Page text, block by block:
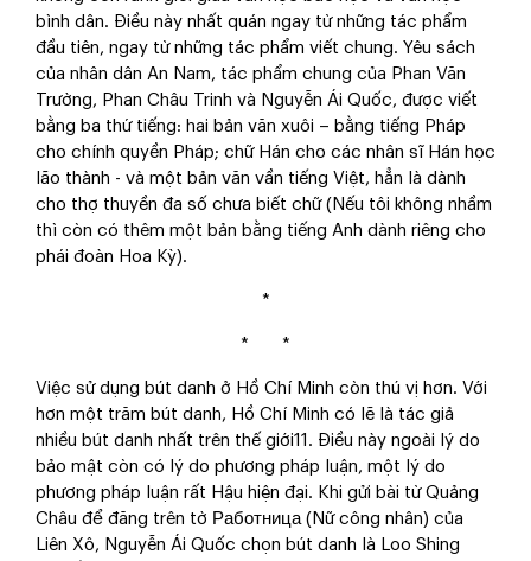
bình dân. Điều này nhất quán ngay từ những tác phẩm
đầu tiên, ngay từ những tác phẩm viết chung. Yêu sách
của nhân dân An Nam, tác phẩm chung của Phan Văn
Trường, Phan Châu Trinh và Nguyễn Ái Quốc, được viết
bằng ba thứ tiếng: hai bản văn xuôi – bằng tiếng Pháp
cho chính quyền Pháp; chữ Hán cho các nhân sĩ Hán học
lão thành - và một bản văn vần tiếng Việt, hẳn là dành
cho thợ thuyền đa số chưa biết chữ (Nếu tôi không nhầm
thì còn có thêm một bản bằng tiếng Anh dành riêng cho
phái đoàn Hoa Kỳ).
*
* *
Việc sử dụng bút danh ở Hồ Chí Minh còn thú vị hơn. Với
hơn một trăm bút danh, Hồ Chí Minh có lẽ là tác giả
nhiều bút danh nhất trên thế giới11. Điều này ngoài lý do
bảo mật còn có lý do phương pháp luận, một lý do
phương pháp luận rất Hậu hiện đại. Khi gửi bài từ Quảng
Châu để đăng trên tờ Работница (Nữ công nhân) của
Liên Xô, Nguyễn Ái Quốc chọn bút danh là Loo Shing